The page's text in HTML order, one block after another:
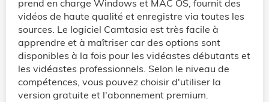
prend en charge Windows et MAC OS, fournit des
vidéos de haute qualité et enregistre via toutes les
sources. Le logiciel Camtasia est très facile à
apprendre et à maîtriser car des options sont
disponibles à la fois pour les vidéastes débutants et
les vidéastes professionnels. Selon le niveau de
compétences, vous pouvez choisir d'utiliser la
version gratuite et l'abonnement premium.